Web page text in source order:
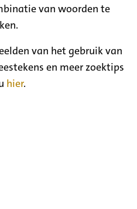
van woorden te
van het gebruik van
en meer zoektips
hier.